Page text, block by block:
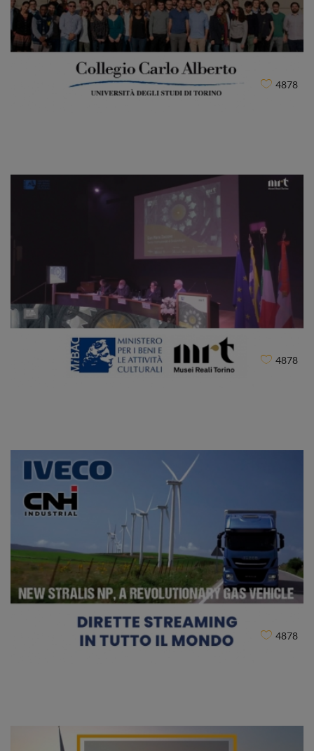
EXPLORA
CLIENT
4878
Università degli Studi di Torino
CLIENT
4878
Ministero dei Beni Culturali
CLIENT
4878